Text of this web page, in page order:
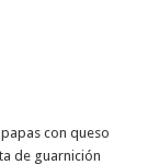
con queso
de guarnición